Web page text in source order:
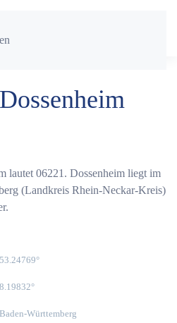
lautet 06221. Dossenheim liegt im
(Landkreis Rhein-Neckar-Kreis)
53.24769°
8.19832°
Baden-Württemberg